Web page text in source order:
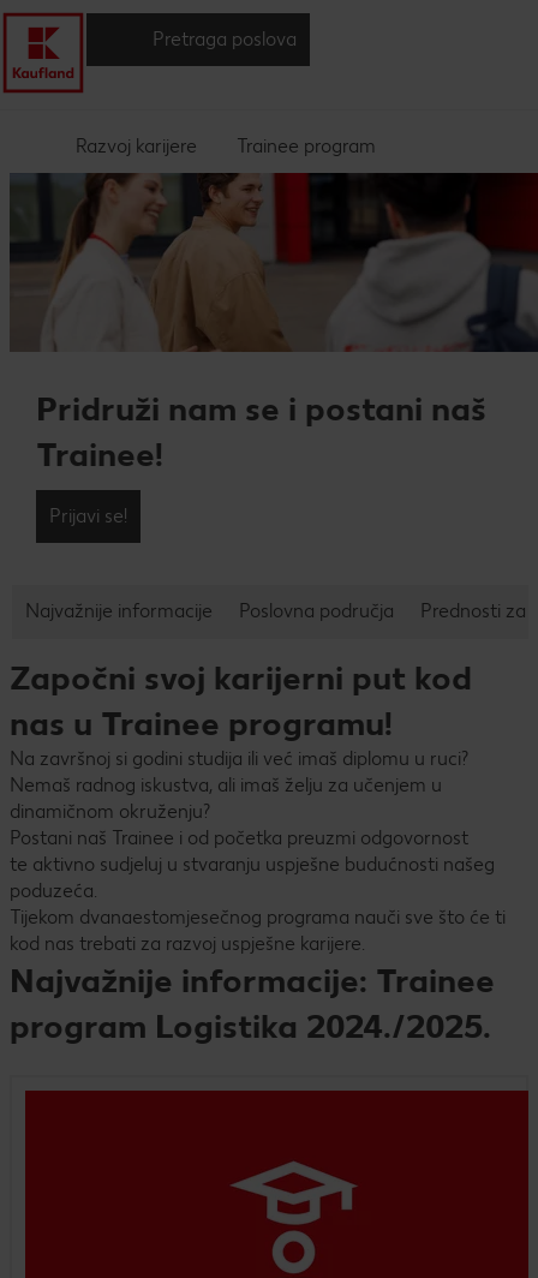
Pretraga poslova
Razvoj karijere Trainee program
Pridruži nam se i postani naš
Trainee!
Prijavi se!
Najvažnije informacije Poslovna područja Prednosti za
Započni svoj karijerni put kod
nas u Trainee programu!
Na završnoj si godini studija ili već imaš diplomu u ruci?
Nemaš radnog iskustva, ali imaš želju za učenjem u
dinamičnom okruženju?
Postani naš Trainee i od početka preuzmi odgovornost
te aktivno sudjeluj u stvaranju uspješne budućnosti našeg
poduzeća.
Tijekom dvanaestomjesečnog programa nauči sve što će ti
kod nas trebati za razvoj uspješne karijere.
Najvažnije informacije: Trainee
program Logistika 2024./2025.